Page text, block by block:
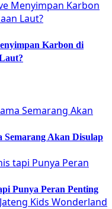
Karbon di
Semarang Akan Disulap
Punya Peran Penting